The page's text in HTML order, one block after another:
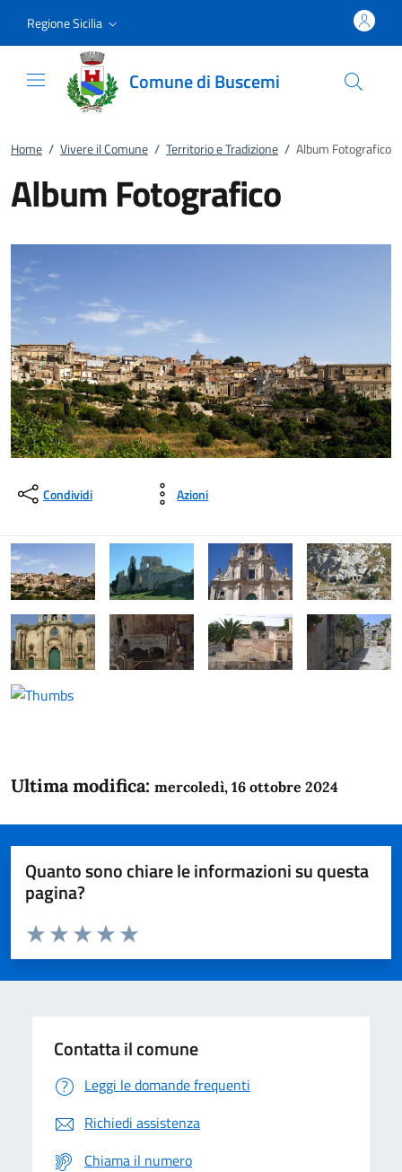
Regione Sicilia
Comune di Buscemi
Home / Vivere il Comune / Territorio e Tradizione / Album Fotografico
Album Fotografico
Condividi Azioni
Ultima modifica: mercoledì, 16 ottobre 2024
Quanto sono chiare le informazioni su questa
pagina?
Domanda
Valuta da 1 a 5 stelle la pagina
Valuta 5 stelle su 5
Valuta 4 stelle su 5
Valuta 3 stelle su 5
Valuta 2 stelle su 5
Valuta 1 stelle su 5
Contatta il comune
Leggi le domande frequenti
Richiedi assistenza
Chiama il numero